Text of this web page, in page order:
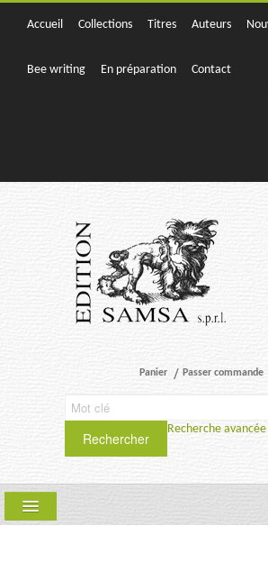
Accueil Collections Titres Auteurs
Bee writing En préparation Contact
Panier Passer commande
Rechercher
Recherche avancée